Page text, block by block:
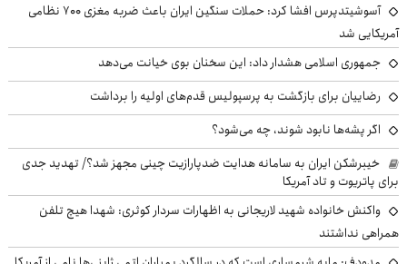
آسوشیتدپرس افشا کرد: حملات سنگین ایران باعث ضربه مغزی ۷۰۰ نظامی
آمریکایی شد
جمهوری اسلامی هشدار داد: این سخنان بوی خیانت می‌دهد
رضاییان برای بازگشت به پرسپولیس قدم‌های اولیه را برداشت
اگر پشه‌ها نابود شوند، چه می‌شود؟
خیبرشکن ایران به سامانه هدایت ضدپارازیت چینی مجهز شد؟/ تهدید جدی
برای پاتریوت و تاد آمریکا
واکنش خانواده شهید لاریجانی به اظهارات سردار کوثری: شهدا هیچ تلفن
همراهی نداشتند